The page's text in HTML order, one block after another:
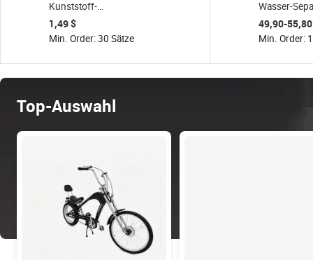
Kunststoff-
Pflanzenschilder
Wasserfeste
Gartenschilder für Blumen
1,49 $
Min. Order: 30 Sätze
Wasser-
Abgasfilter
Online
49,90-55,80
Min. Order:
Top-Auswahl